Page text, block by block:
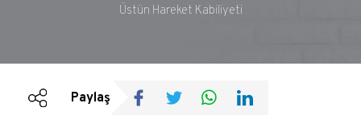
Üstün Hareket Kabiliyeti
BültenlerPaylaş